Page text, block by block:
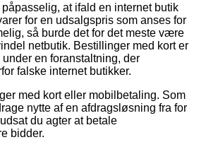
at ifald en internet butik
for en udsalgspris som anses for
så burde det for det meste være
netbutik. Bestillinger med kort er
en foranstaltning, der
falske internet butikker.
med kort eller mobilbetaling. Som
nytte af en afdragsløsning fra for
du agter at betale
bidder.